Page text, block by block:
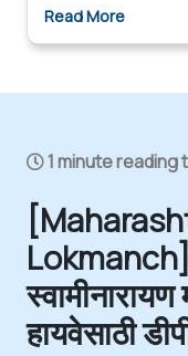
Read More
1 minute reading
हायवेसाठी